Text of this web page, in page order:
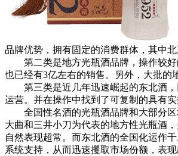
品牌优势，拥有固定的消费群体，其中
第二类是地方光瓶酒品牌，操作较好
也已经有3亿左右的销售。另外，大批的
第三类是近几年迅速崛起的东北酒，
运营。并在操作中找到了可复制的具有
全国性名酒的光瓶酒品牌和大部分区
大曲和三井小刀为代表的地方性光瓶酒
自然表现超常。而东北酒的全国化运作
系统支持，从而迅速攫取市场份额，表